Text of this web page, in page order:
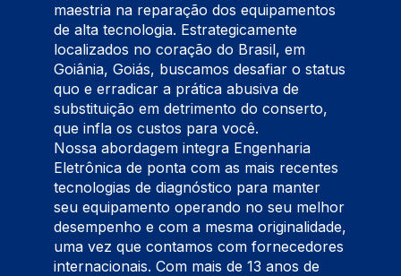
maestria na reparação dos equipamentos
de alta tecnologia. Estrategicamente
localizados no coração do Brasil, em
Goiânia, Goiás, buscamos desafiar o status
quo e erradicar a prática abusiva de
substituição em detrimento do conserto,
que infla os custos para você.
Nossa abordagem integra Engenharia
Eletrônica de ponta com as mais recentes
tecnologias de diagnóstico para manter
seu equipamento operando no seu melhor
desempenho e com a mesma originalidade,
uma vez que contamos com fornecedores
internacionais. Com mais de 13 anos de